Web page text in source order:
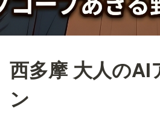
西多摩 大人のAI
ン